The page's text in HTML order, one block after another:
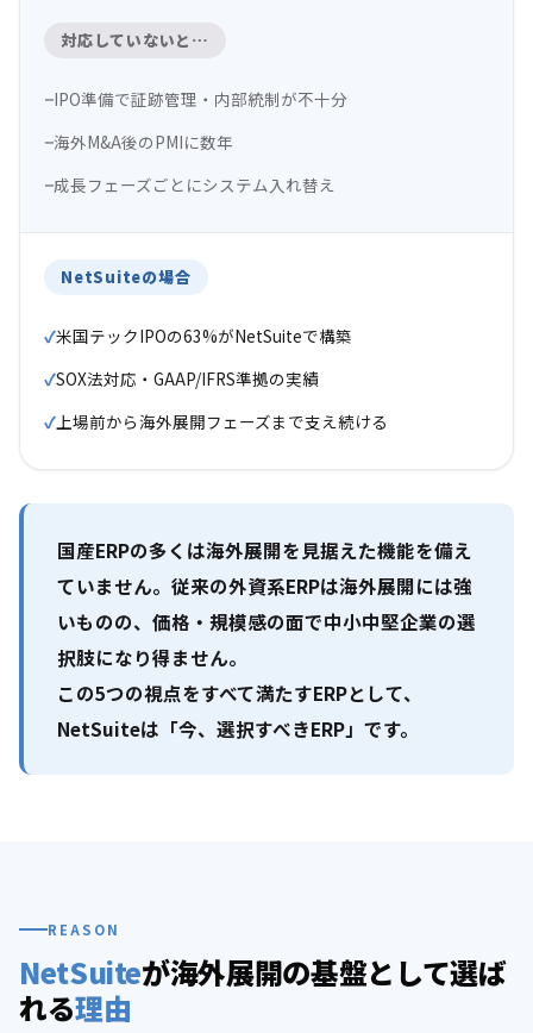
対応していないと…
IPO準備で証跡管理・内部統制が不十分
海外M&A後のPMIに数年
成長フェーズごとにシステム入れ替え
NetSuiteの場合
米国テックIPOの63%がNetSuiteで構築
SOX法対応・GAAP/IFRS準拠の実績
上場前から海外展開フェーズまで支え続ける
国産ERPの多くは海外展開を見据えた機能を備え
ていません。従来の外資系ERPは海外展開には強
いものの、価格・規模感の面で中小中堅企業の選
択肢になり得ません。
この5つの視点をすべて満たすERPとして、
NetSuiteは「今、選択すべきERP」です。
REASON
NetSuiteが海外展開の基盤として選ば
れる理由